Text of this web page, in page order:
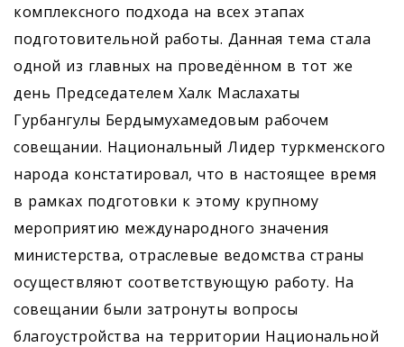
комплексного подхода на всех этапах
подготовительной работы. Данная тема стала
одной из главных на проведённом в тот же
день Председателем Халк Маслахаты
Гурбангулы Бердымухамедовым рабочем
совещании. Национальный Лидер туркменского
народа констатировал, что в настоящее время
в рамках подготовки к этому крупному
мероприятию международного значения
министерства, отраслевые ведомства страны
осуществляют соответствующую работу. На
совещании были затронуты вопросы
благоустройства на территории Национальной